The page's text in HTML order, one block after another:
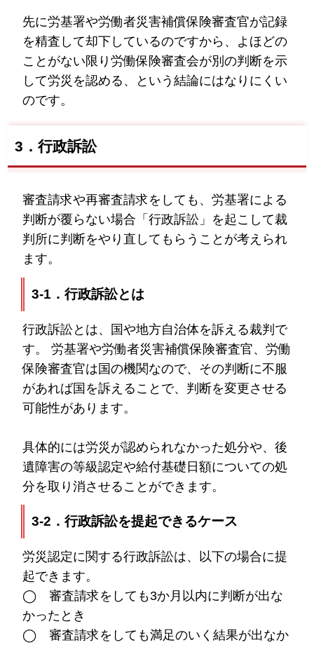
先に労基署や労働者災害補償保険審査官が記録
を精査して却下しているのですから、よほどの
ことがない限り労働保険審査会が別の判断を示
して労災を認める、という結論にはなりにくい
のです。
3．行政訴訟
審査請求や再審査請求をしても、労基署による
判断が覆らない場合「行政訴訟」を起こして裁
判所に判断をやり直してもらうことが考えられ
ます。
3-1．行政訴訟とは
行政訴訟とは、国や地方自治体を訴える裁判で
す。 労基署や労働者災害補償保険審査官、労働
保険審査官は国の機関なので、その判断に不服
があれば国を訴えることで、判断を変更させる
可能性があります。
具体的には労災が認められなかった処分や、後
遺障害の等級認定や給付基礎日額についての処
分を取り消させることができます。
3-2．行政訴訟を提起できるケース
労災認定に関する行政訴訟は、以下の場合に提
起できます。
◯ 審査請求をしても3か月以内に判断が出な
かったとき
◯ 審査請求をしても満足のいく結果が出なか